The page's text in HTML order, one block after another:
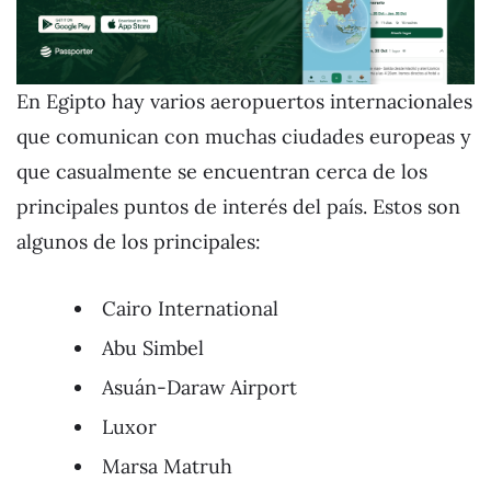
En Egipto hay varios aeropuertos internacionales
que comunican con muchas ciudades europeas y
que casualmente se encuentran cerca de los
principales puntos de interés del país. Estos son
algunos de los principales:
Cairo International
Abu Simbel
Asuán-Daraw Airport
Luxor
Marsa Matruh